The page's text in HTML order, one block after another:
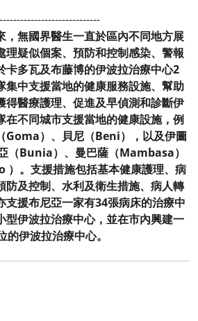
，無國界醫生一直於區內不同地方展
理疑似個案、預防和控制感染、警報
卡多瓦及布藤博的伊波拉治療中心2
集中支援當地的健康服務設施、幫助
得醫療護理、促進及早偵測和診斷伊
在不同城市支援當地的健康設施，例
Goma）、貝尼（Beni），以及伊圖
（Bunia）、曼巴薩（Mambasa）
。支援措施包括基本健康護理、病
防及控制、水利及衛生措施、病人轉
支援布尼亞一家有34張病床的治療中
型伊波拉治療中心，並在市內興建一
伊波拉治療中心。